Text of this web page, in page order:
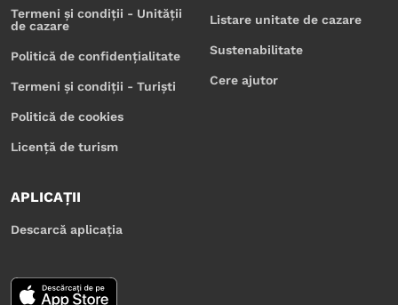
Termeni și condiții - Unității
de cazare
Politică de confidențialitate
Termeni și condiții - Turiști
Politică de cookies
Licență de turism
Listare unitate de cazare
Sustenabilitate
Cere ajutor
APLICAȚII
Descarcă aplicația